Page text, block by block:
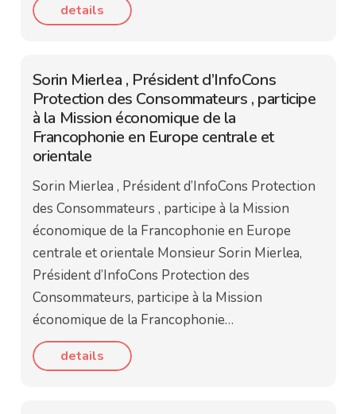
details
Sorin Mierlea , Président d’InfoCons
Protection des Consommateurs , participe
à la Mission économique de la
Francophonie en Europe centrale et
orientale
Sorin Mierlea , Président d’InfoCons Protection
des Consommateurs , participe à la Mission
économique de la Francophonie en Europe
centrale et orientale Monsieur Sorin Mierlea,
Président d’InfoCons Protection des
Consommateurs, participe à la Mission
économique de la Francophonie…
details